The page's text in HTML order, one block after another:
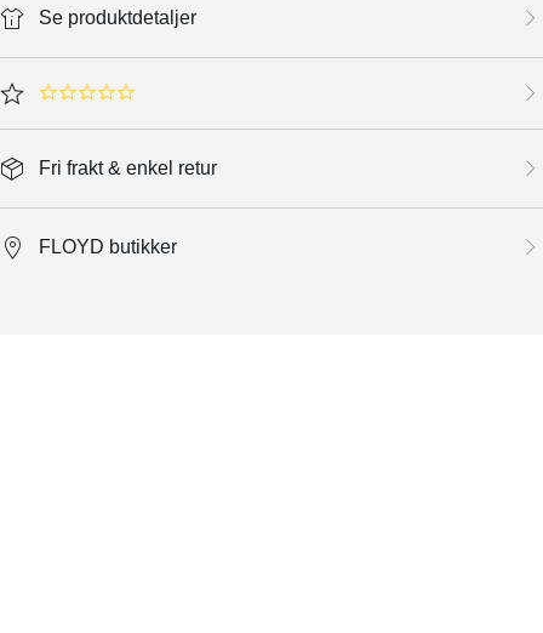
Se produktdetaljer
0.0 star rating
Fri frakt & enkel retur
FLOYD butikker